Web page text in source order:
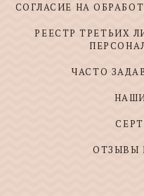
СОГЛАСИЕ НА
РЕЕСТР ТРЕТЬИХ
ЧАСТО
ОТЗЫВЫ